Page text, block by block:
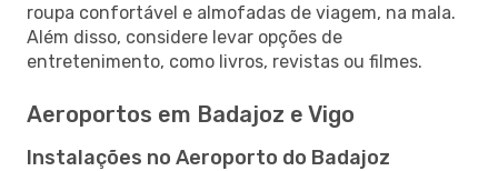
roupa confortável e almofadas de viagem, na mala.
Além disso, considere levar opções de
entretenimento, como livros, revistas ou filmes.
Aeroportos em Badajoz e Vigo
Instalações no Aeroporto do Badajoz